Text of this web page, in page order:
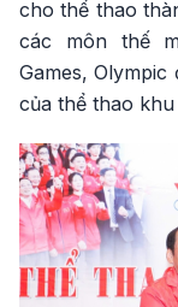
cho thể thao
các môn thế
Games,
của thể thao